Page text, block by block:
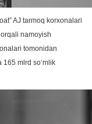
AJ tarmoq korxonalari
namoyish
tomonidan
165 mlrd soʻmlik